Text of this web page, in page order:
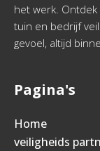
het werk.
tuin en bedrijf
gevoel, altijd
Pagina's
Home
veiligheids